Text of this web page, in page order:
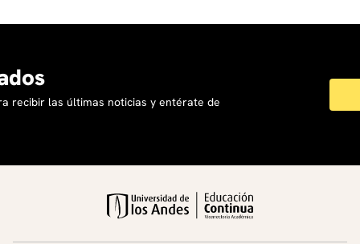
recibir las últimas noticias y entérate de